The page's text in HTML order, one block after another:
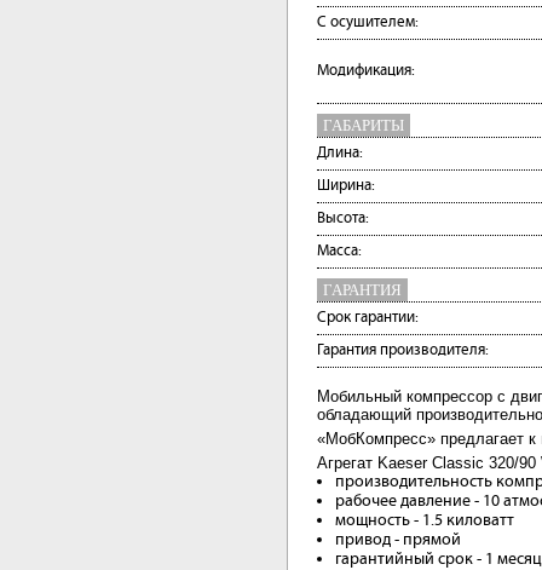
С осушителем:
Модификация:
ГАБАРИТЫ
Длина:
Ширина:
Высота:
Масса:
ГАРАНТИЯ
Срок гарантии:
Гарантия производителя:
Мобильный компрессор с
обладающий
«МобКомпресс» предлагает
Агрегат Kaeser Classic 320/
производительность
рабочее давление - 10
мощность - 1.5 киловатт
привод - прямой
гарантийный срок - 1